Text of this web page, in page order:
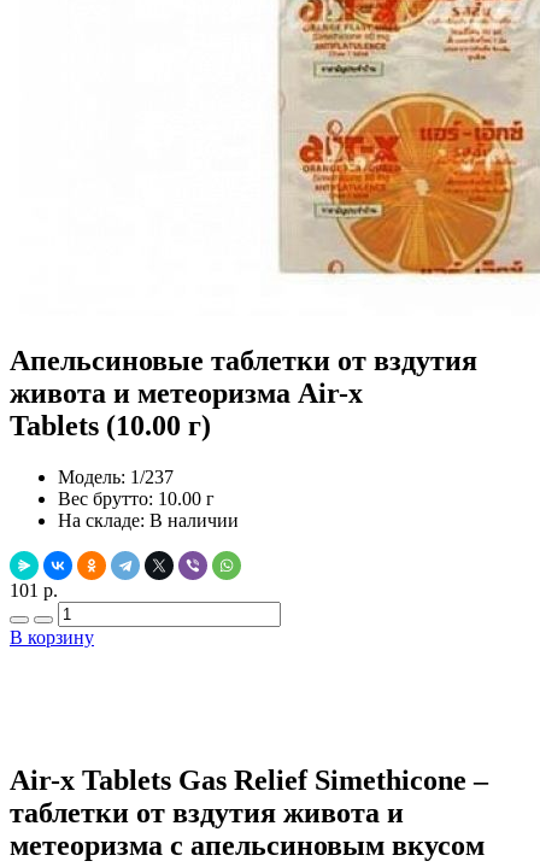
Апельсиновые таблетки от вздутия
живота и метеоризма Air-x
Tablets (10.00 г)
Модель: 1/237
Вес брутто: 10.00 г
На складе: В наличии
101 р.
В корзину
Air-x Tablets Gas Relief Simethicone –
таблетки от вздутия живота и
метеоризма с апельсиновым вкусом